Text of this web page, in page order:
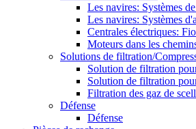
Les navires: Systèmes
Les navires: Systèmes
Centrales électriques:
Moteurs dans les
Solutions de filtration/
Solution de filtration
Solution de filtration
Filtration des gaz de
Défense
Défense